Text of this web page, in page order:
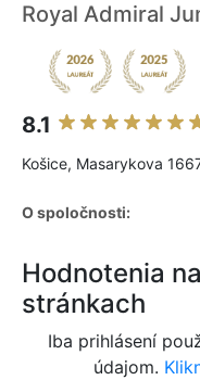
Royal Admiral
8.1
Košice, Masarykova
O spoločnosti:
Hodnotenia
stránkach
Iba prihlásení
údajom.